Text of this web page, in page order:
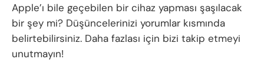
Apple’ı bile geçebilen bir cihaz yapması şaşılacak
bir şey mi? Düşüncelerinizi yorumlar kısmında
belirtebilirsiniz. Daha fazlası için bizi takip etmeyi
unutmayın!